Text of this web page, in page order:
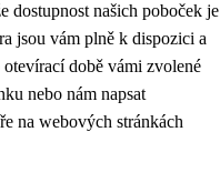
dostupnost našich poboček je
jsou vám plně k dispozici a
době vámi zvolené
nebo nám napsat
na webových stránkách